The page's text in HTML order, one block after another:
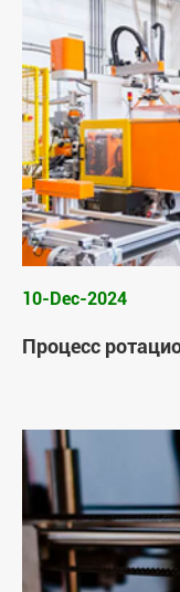
10-Dec-2024
Процесс